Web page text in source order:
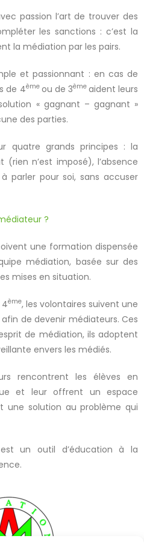
passion l’art de trouver des
les sanctions : c’est la
la médiation par les pairs.
et passionnant : en cas de
de 4ème ou de 3ème aident leurs
« gagnant – gagnant »
des parties.
quatre grands principes : la
n’est imposé), l’absence
parler pour soi, sans accuser
?
une formation dispensée
médiation, basée sur des
mises en situation.
4ème, les volontaires suivent une
de devenir médiateurs. Ces
de médiation, ils adoptent
envers les médiés.
rencontrent les élèves en
et leur offrent un espace
une solution au problème qui
un outil d’éducation à la